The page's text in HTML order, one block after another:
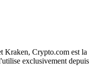
Kraken, Crypto.com est la
exclusivement depuis